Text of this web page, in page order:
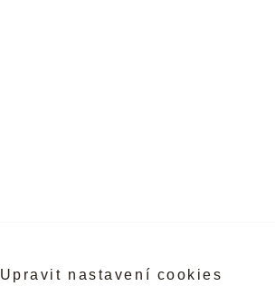
Upravit nastavení cookies